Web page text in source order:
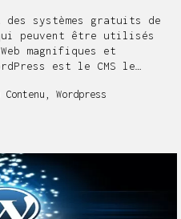
des systèmes gratuits de
peuvent être utilisés
magnifiques et
est le CMS le…
, Wordpress